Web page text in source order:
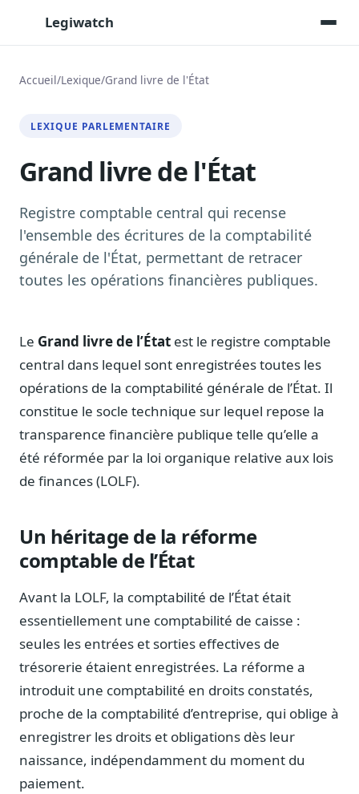
Legiwatch
Posez vos questions, réponses sourcées
Transcriptions IA
Toutes les séances AN/Sénat transcrites
Synthèses IA
Résumés automatiques des dossiers longs
Veille des matinales radio
9 interviews politiques, analysées avant 10 h
Exports & livrables
Notes, briefings, tableaux de bord
Fiches parlementaires
Parcours, mandats, prises de position
Registre HATVP
Cartographier l'influence sur un dossier
Affaires publiques
Cabinets, DRI, consultants en lobbying
Affaires réglementaires
JO, décrets, conseil des ministres, AAI
Fédérations & plaidoyer
Parlementaires
Préparez vos interventions et amendements
Journalistes
Veille en temps réel, embeds pour vos contenus
Chercheurs
Accueil/Lexique/Grand livre de l'État
LEXIQUE PARLEMENTAIRE
Grand livre de l'État
Registre comptable central qui recense
l'ensemble des écritures de la comptabilité
générale de l'État, permettant de retracer
toutes les opérations financières publiques.
Le Grand livre de l’État est le registre comptable
central dans lequel sont enregistrées toutes les
opérations de la comptabilité générale de l’État. Il
constitue le socle technique sur lequel repose la
transparence financière publique telle qu’elle a
été réformée par la loi organique relative aux lois
de finances (LOLF).
Un héritage de la réforme
comptable de l’État
Avant la LOLF, la comptabilité de l’État était
essentiellement une comptabilité de caisse :
seules les entrées et sorties effectives de
trésorerie étaient enregistrées. La réforme a
introduit une comptabilité en droits constatés,
proche de la comptabilité d’entreprise, qui oblige à
enregistrer les droits et obligations dès leur
naissance, indépendamment du moment du
paiement.